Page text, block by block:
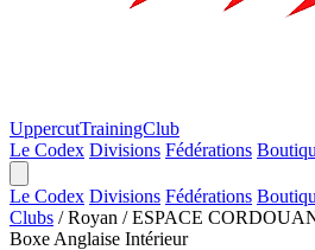
UppercutTrainingClub
Le Codex Divisions Fédérations
Le Codex Divisions Fédérations
Clubs / Royan / ESPACE
Boxe Anglaise Intérieur